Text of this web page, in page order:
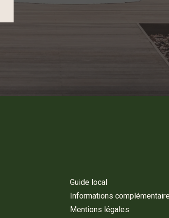
Guide local
Informations
Mentions légales